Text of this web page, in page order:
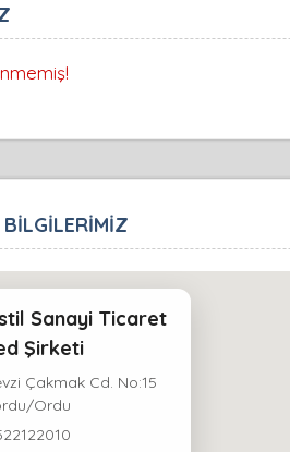
Sanayi Ticaret
Şirketi
Çakmak Cd. No:15
Ordu